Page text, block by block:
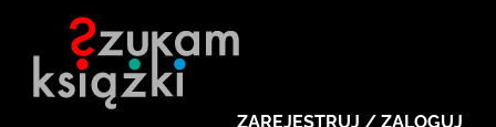
ZAREJESTRUJ / ZALOGUJ